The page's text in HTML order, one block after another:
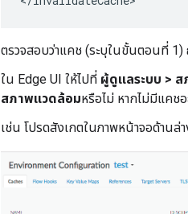
ตรวจสอบว่าแคช (ระบุในขั้นตอนที่ 1)
ใน Edge UI ให้ไปที่ ผู้ดูแลระบบ >
สภาพแวดล้อมหรือไม่ หากไม่มีแคช
เช่น โปรดสังเกตในภาพหน้าจอด้านล่